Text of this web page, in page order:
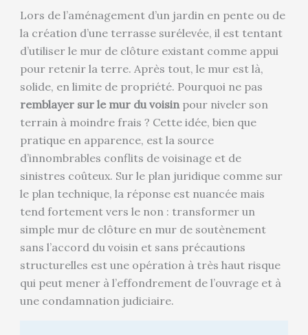
Lors de l’aménagement d’un jardin en pente ou de
la création d’une terrasse surélevée, il est tentant
d’utiliser le mur de clôture existant comme appui
pour retenir la terre. Après tout, le mur est là,
solide, en limite de propriété. Pourquoi ne pas
remblayer sur le mur du voisinpour niveler son
terrain à moindre frais ? Cette idée, bien que
pratique en apparence, est la source
d’innombrables conflits de voisinage et de
sinistres coûteux. Sur le plan juridique comme sur
le plan technique, la réponse est nuancée mais
tend fortement vers le non : transformer un
simple mur de clôture en mur de soutènement
sans l’accord du voisin et sans précautions
structurelles est une opération à très haut risque
qui peut mener à l’effondrement de l’ouvrage et à
une condamnation judiciaire.